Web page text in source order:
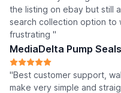
the listing on ebay but still
search collection option to
frustrating "
MediaDelta Pump
"Best customer support,
make very simple and